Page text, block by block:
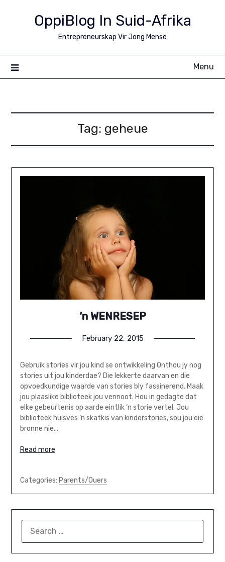
OppiBlog In Suid-Afrika
Entrepreneurskap Vir Jong Mense
Menu
Tag: geheue
‘n WENRESEP
February 22, 2015
Gebruik stories vir jou kind se ontwikkeling Onthou jy nog
stories uit jou kinderdae? Die lekkerte daarvan en die
opvoedkundige waarde van stories bly fassinerend. Maak
jou plaaslike biblioteek jou vennoot. Hou in gedagte dat
elke gebeurtenis op aarde eintlik ‘n storie vertel. Jou
biblioteek huisves ‘n skatkis van kinderstories, sou jou eie
bronne nie…
Read more
Categories: Parents/Ouers